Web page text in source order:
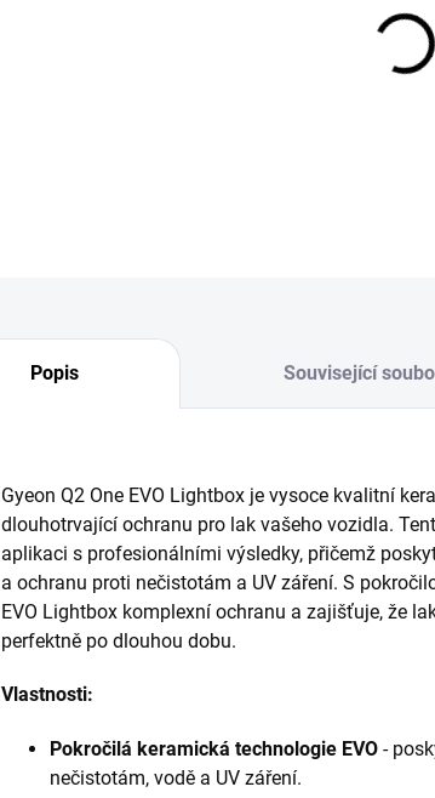
Popis Související
Gyeon Q2 One EVO Lightbox je vysoce kvalitní
dlouhotrvající ochranu pro lak vašeho vozidla.
aplikaci s profesionálními výsledky, přičemž
a ochranu proti nečistotám a UV záření. S
EVO Lightbox komplexní ochranu a zajišťuje, že
perfektně po dlouhou dobu.
Vlastnosti:
Pokročilá keramická technologie EVO -
nečistotám, vodě a UV záření.